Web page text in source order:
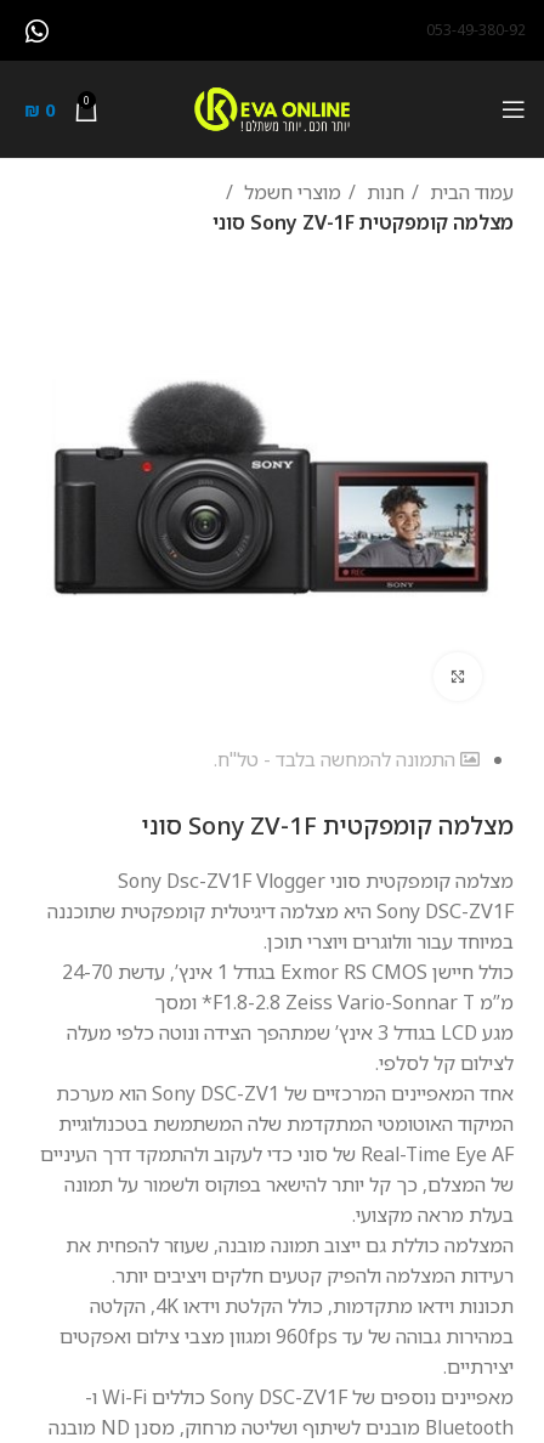
053-49-380-92
0
₪ 0
עמוד הבית חנות
מוצרי חשמל
מצלמה ‏קומפקטית Sony ZV-1F סוני
התמונה להמחשה בלבד - טל"ח.
מצלמה ‏קומפקטית Sony ZV-1F סוני
מצלמה קומפקטית סוני Sony Dsc-ZV1F Vlogger
Sony DSC
-ZV1F היא מצלמה דיגיטלית קומפקטית שתוכננה
במיוחד עבור וולוגרים ויוצרי תוכן.
כולל חיישן Exmor RS CMOS
בגודל 1 אינץ’, עדשת 24-70
מ”מ F1.8-2.8 Zeiss Vario-Sonnar T* ומסך
מגע LCD
בגודל 3 אינץ’ שמתהפך הצידה ונוטה כלפי מעלה
לצילום קל לסלפי.
אחד המאפיינים המרכזיים של Sony
DSC
-ZV1 הוא מערכת
המיקוד האוטומטי המתקדמת שלה המשתמשת בטכנולוגיית
Real-Time Eye AF של סוני כדי לעקוב ולהתמקד דרך העיניים
של המצלם, כך קל יותר להישאר בפוקוס ולשמור על תמונה
בעלת מראה מקצועי.
המצלמה כוללת גם ייצוב תמונה מובנה, שעוזר להפחית את
רעידות המצלמה ולהפיק קטעים חלקים ויציבים יותר.
תכונות וידאו מתקדמות, כולל הקלטת וידאו 4K, הקלטה
במהירות גבוהה של עד 960fps ומגוון מצבי צילום ואפקטים
יצירתיים.
מאפיינים נוספים של Sony
DSC
-ZV1F כוללים Wi-Fi ו-
Bluetooth מובנים לשיתוף ושליטה מרחוק, מסנן ND מובנה